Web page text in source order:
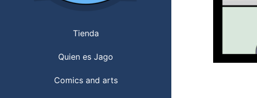
Tienda
Quien es Jago
Comics and arts